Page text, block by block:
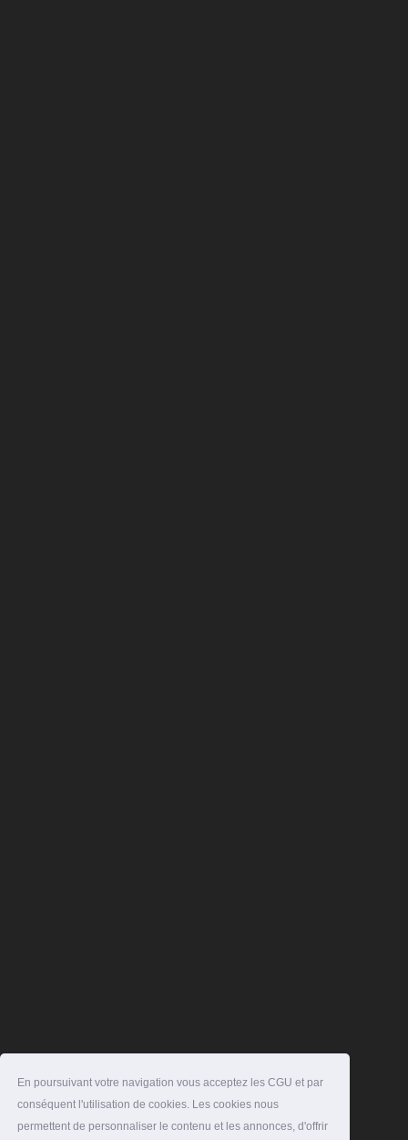
En poursuivant votre navigation vous acceptez les CGU et par
conséquent l'utilisation de cookies. Les cookies nous
permettent de personnaliser le contenu et les annonces, d'offrir